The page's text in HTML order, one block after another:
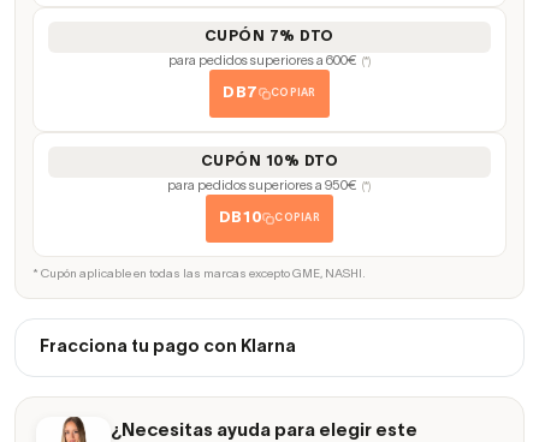
CUPÓN 7% DTO
para pedidos superiores a 600€ (*)
DB7 COPIAR
CUPÓN 10% DTO
para pedidos superiores a 950€ (*)
DB10 COPIAR
* Cupón aplicable en todas las marcas excepto GME, NASHI.
Fracciona tu pago con Klarna
¿Necesitas ayuda para elegir este